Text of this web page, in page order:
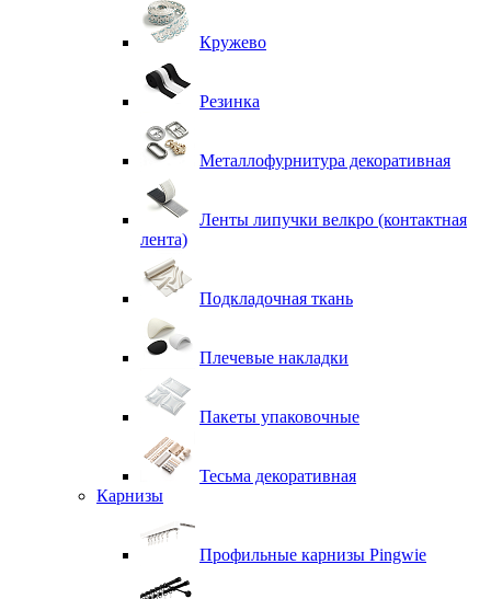
Кружево
Резинка
Металлофурнитура декоративная
Ленты липучки велкро (контактная
лента)
Подкладочная ткань
Плечевые накладки
Пакеты упаковочные
Тесьма декоративная
Карнизы
Профильные карнизы Pingwie